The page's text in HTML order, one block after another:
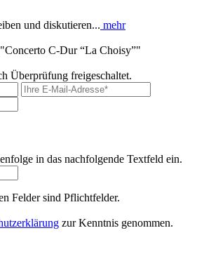
und diskutieren... mehr
C-Dur “La Choisy”"
Überprüfung freigeschaltet.
in das nachfolgende Textfeld ein.
Felder sind Pflichtfelder.
zur Kenntnis genommen.